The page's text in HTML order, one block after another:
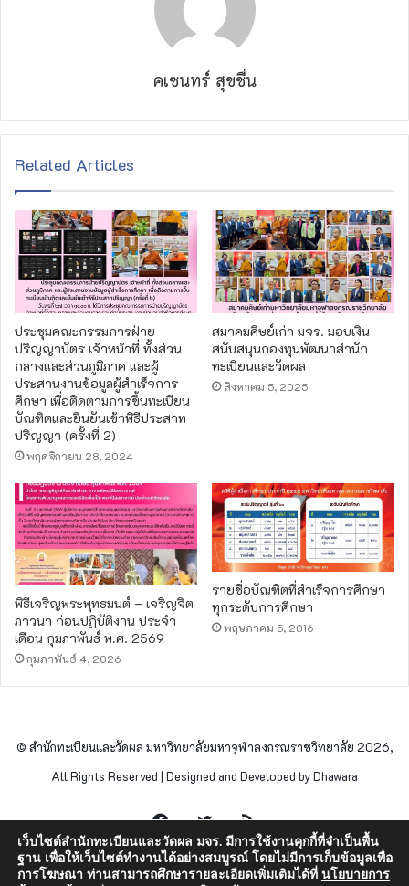
คเชนทร์ สุขชื่น
Related Articles
ประชุมคณะกรรมการฝ่าย
ปริญญาบัตร เจ้าหน้าที่ ทั้งส่วน
กลางและส่วนภูมิภาค และผู้
ประสานงานข้อมูลผู้สำเร็จการ
ศึกษา เพื่อติดตามการขึ้นทะเบียน
บัณฑิตและยืนยันเข้าพิธีประสาท
ปริญญา (ครั้งที่ 2)
พฤศจิกายน 28, 2024
สมาคมศิษย์เก่า มจร. มอบเงิน
สนับสนุนกองทุนพัฒนาสำนัก
ทะเบียนและวัดผล
สิงหาคม 5, 2025
พิธีเจริญพระพุทธมนต์ – เจริญจิต
ภาวนา ก่อนปฏิบัติงาน ประจำ
เดือน กุมภาพันธ์ พ.ศ. 2569
กุมภาพันธ์ 4, 2026
รายชื่อบัณฑิตที่สำเร็จการศึกษา
ทุกระดับการศึกษา
พฤษภาคม 5, 2016
© สำนักทะเบียนและวัดผล มหาวิทยาลัยมหาจุฬาลงกรณราชวิทยาลัย 2026,
All Rights Reserved | Designed and Developed by Dhawara
FacebookTwitterRSS
เว็บไซต์สำนักทะเบียนและวัดผล มจร. มีการใช้งานคุกกี้ที่จำเป็นพื้น
ฐาน เพื่อให้เว็บไซต์ทำงานได้อย่างสมบูรณ์ โดยไม่มีการเก็บข้อมูลเพื่อ
การโฆษณา ท่านสามารถศึกษารายละเอียดเพิ่มเติมได้ที่ นโยบายการ